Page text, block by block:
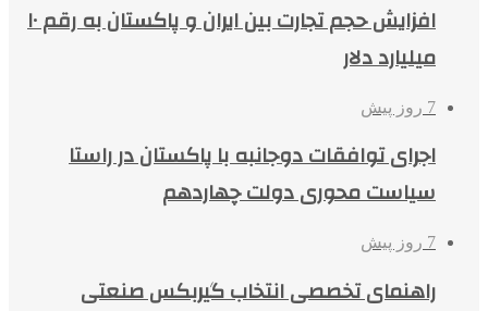
افزایش حجم تجارت بین ایران و پاکستان به رقم ۱۰
میلیارد دلار
7 روز پیش
اجرای توافقات دوجانبه با پاکستان در راستا
سیاست محوری دولت چهاردهم
7 روز پیش
راهنمای تخصصی انتخاب گیربکس صنعتی